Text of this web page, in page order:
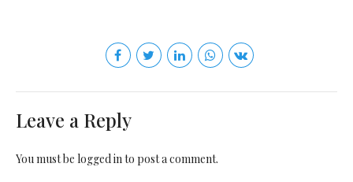
Leave a Reply
You must be logged into post a comment.